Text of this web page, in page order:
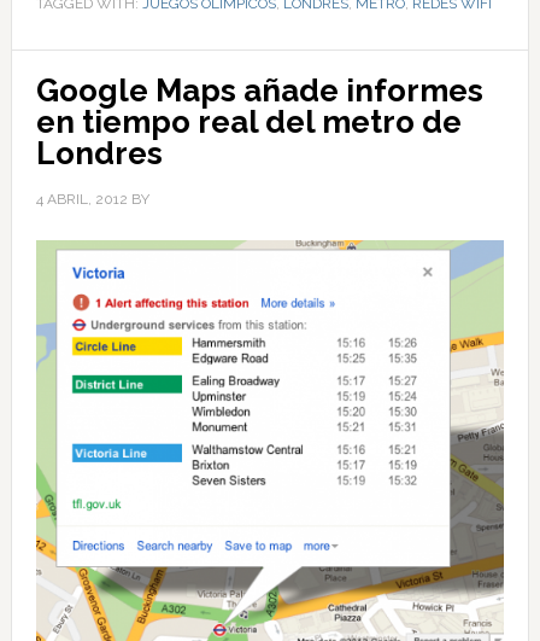
Google Maps añade informes
en tiempo real del metro de
Londres
4 ABRIL, 2012 BY